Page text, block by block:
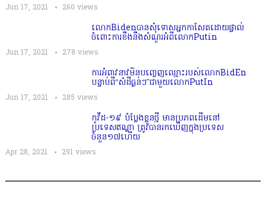
Jun 17, 2021 260 views
លោកBidenបា​ន​សុំទោសអ្នកកា​សែ​​តដោយផ្ទាល់​​
ចំពោះការខឹងនឹ​ង​សំណួរអំ​ពីលោ​កPutin
Jun 17, 2021 278 views
ការ​​អំ​ពា​វនាវ​មិ​​ន​ប​ញ្ចេញឈ្មោះរប​​​ស់​លោកBid​En​
បន្ទាប់ពី​​“​​សំដី​ធ្ងន់​ៗ”ជា​មួយ​លោ​​ក​Put​In
Jun 17, 2021 285 views
កូវីដ-១៩ បំប្លែងខ្លួនថ្មី មានប្រភពដើមនៅ
ប្រទេសឥណ្ឌា ត្រូវបានរកឃើញក្នុងប្រទេស
ចំនួន១៧ហើយ
Apr 28, 2021 291 views